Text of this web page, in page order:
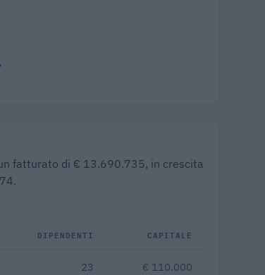
fatturato di € 13.690.735, in crescita
DIPENDENTI CAPITALE
23 € 110.000